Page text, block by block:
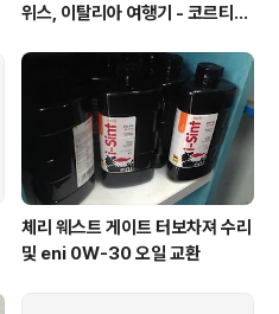
위스, 이탈리아 여행기 - 코르티나
스
체리 웨스트 게이트 터보차져 수리
및 eni 0W-30 오일 교환